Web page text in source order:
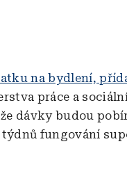
na bydlení,
práce a
dávky budou
fungování